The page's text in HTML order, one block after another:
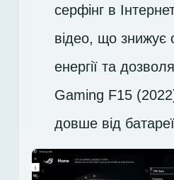
серфінг в
відео, що знижує
енергії та
Gaming F15
довше від